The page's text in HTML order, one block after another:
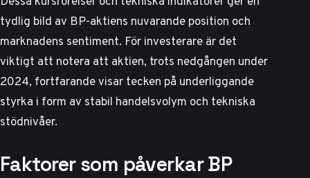
tydlig bild av BP-aktiens nuvarande position och
marknadens sentiment. För investerare är det
viktigt att notera att aktien, trots nedgången under
2024, fortfarande visar tecken på underliggande
styrka i form av stabil handelsvolym och tekniska
stödnivåer.
Faktorer som påverkar BP